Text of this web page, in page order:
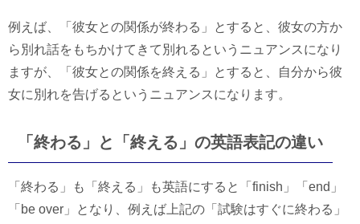
例えば、「彼女との関係が終わる」とすると、彼女の方か
ら別れ話をもちかけてきて別れるというニュアンスになり
ますが、「彼女との関係を終える」とすると、自分から彼
女に別れを告げるというニュアンスになります。
「終わる」と「終える」の英語表記の違い
「終わる」も「終える」も英語にすると「finish」「end」
「be over」となり、例えば上記の「試験はすぐに終わる」